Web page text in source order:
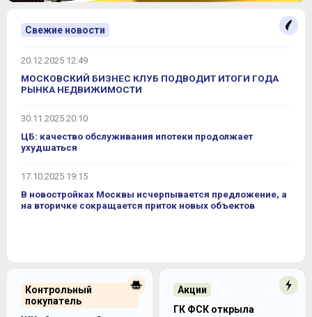
Свежие новости
20.12.2025 12:49
МОСКОВСКИЙ БИЗНЕС КЛУБ ПОДВОДИТ ИТОГИ ГОДА
РЫНКА НЕДВИЖИМОСТИ
30.11.2025 20:10
ЦБ: качество обслуживания ипотеки продолжает
ухудшаться
17.10.2025 19:15
В новостройках Москвы исчерпывается предложение, а
на вторичке сокращается приток новых объектов
Контрольный
покупатель
Акции
ГК ФСК открыла